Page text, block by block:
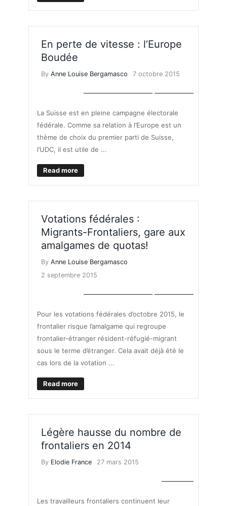
En perte de vitesse : l’Europe
Boudée
By Anne Louise Bergamasco 7 octobre 2015
La Suisse est en pleine campagne électorale
fédérale. Comme sa relation à l’Europe est un
thème de choix du premier parti de Suisse,
l’UDC, il est utile de ...
Read more
Votations fédérales :
Migrants-Frontaliers, gare aux
amalgames de quotas!
By Anne Louise Bergamasco
2 septembre 2015
Pour les votations fédérales d’octobre 2015, le
frontalier risque l’amalgame qui regroupe
frontalier-étranger résident-réfugié-migrant
sous le terme d’étranger. Cela avait déjà été le
cas lors de la votation ...
Read more
Légère hausse du nombre de
frontaliers en 2014
By Elodie France 27 mars 2015
Les travailleurs frontaliers continuent leur